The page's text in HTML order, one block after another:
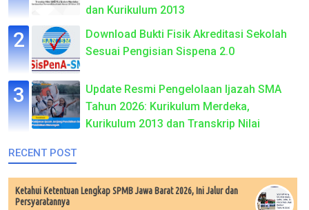
dan Kurikulum 2013
Download Bukti Fisik Akreditasi Sekolah
Sesuai Pengisian Sispena 2.0
Update Resmi Pengelolaan Ijazah SMA
Tahun 2026: Kurikulum Merdeka,
Kurikulum 2013 dan Transkrip Nilai
RECENT POST
Ketahui Ketentuan Lengkap SPMB Jawa Barat 2026, Ini Jalur dan
Persyaratannya